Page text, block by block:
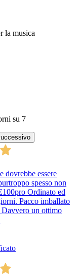
la musica
su 7
dovrebbe essere
spesso non
Ordinato ed
Pacco imballato
Davvero un ottimo